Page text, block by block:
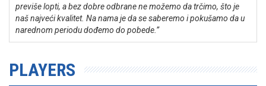
previše lopti, a bez dobre odbrane ne možemo da trčimo, što je
naš najveći kvalitet. Na nama je da se saberemo i pokušamo da u
narednom periodu dođemo do pobede.”
PLAYERS